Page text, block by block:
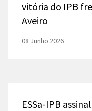
vitória do IPB
Aveiro
08 Junho 2026
ESSa-IPB